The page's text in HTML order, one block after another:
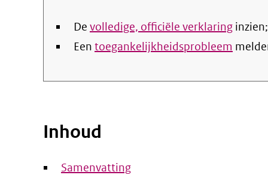
De volledige, officiële verklaring inzien;
Een toegankelijkheidsprobleem
Inhoud
Samenvatting